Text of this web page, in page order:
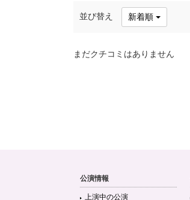
並び替え 新着順
まだクチコミはありません
公演情報
上演中の公演